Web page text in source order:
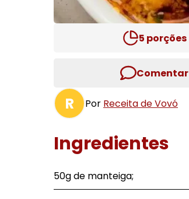
5 porções
Comentar
R Por Receita de Vovó
Ingredientes
50g de manteiga;